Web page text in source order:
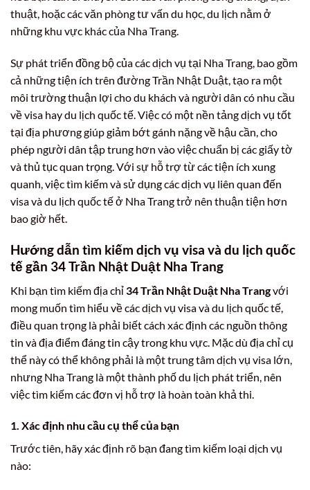
thuật, hoặc các văn phòng tư vấn du học, du lịch nằm ở
những khu vực khác của Nha Trang.
Sự phát triển đồng bộ của các dịch vụ tại Nha Trang, bao gồm
cả những tiện ích trên đường Trần Nhật Duật, tạo ra một
môi trường thuận lợi cho du khách và người dân có nhu cầu
về visa hay du lịch quốc tế. Việc có một nền tảng dịch vụ tốt
tại địa phương giúp giảm bớt gánh nặng về hậu cần, cho
phép người dân tập trung hơn vào việc chuẩn bị các giấy tờ
và thủ tục quan trọng. Với sự hỗ trợ từ các tiện ích xung
quanh, việc tìm kiếm và sử dụng các dịch vụ liên quan đến
visa và du lịch quốc tế ở Nha Trang trở nên thuận tiện hơn
bao giờ hết.
Hướng dẫn tìm kiếm dịch vụ visa và du lịch quốc
tế gần 34 Trần Nhật Duật Nha Trang
Khi bạn tìm kiếm địa chỉ34 Trần Nhật Duật Nha Trangvới
mong muốn tìm hiểu về các dịch vụ visa và du lịch quốc tế,
điều quan trọng là phải biết cách xác định các nguồn thông
tin và địa điểm đáng tin cậy trong khu vực. Mặc dù địa chỉ cụ
thể này có thể không phải là một trung tâm dịch vụ visa lớn,
nhưng Nha Trang là một thành phố du lịch phát triển, nên
việc tìm kiếm các đơn vị hỗ trợ là hoàn toàn khả thi.
1. Xác định nhu cầu cụ thể của bạn
Trước tiên, hãy xác định rõ bạn đang tìm kiếm loại dịch vụ
nào: